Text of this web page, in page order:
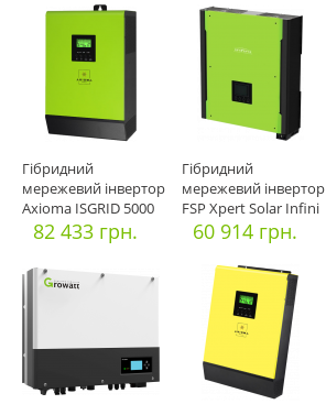
Гібридний
мережевий інвертор
Axioma ISGRID 5000
82 433 грн.
Гібридний
мережевий інвертор
FSP Xpert Solar Infini
Plus 3кВ
60 914 грн.